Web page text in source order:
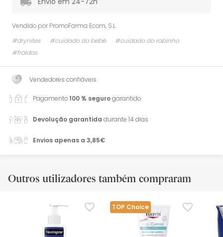
Vendido por PromoFarma Ecom, S.L.
#drynites
#cuidado do bebé
#cuidado do rabinho
#fraldas
Vendedores confiáveis
Pagamento100 % segurogarantido
Devolução garantida durante 14 dias
Envios apenas a 3,85€
Outros utilizadores também compraram
TOP Choice